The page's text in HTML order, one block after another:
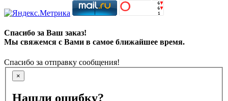
Спасибо за Ваш заказ!
Мы свяжемся с Вами в самое ближайшее время.
Спасибо за отправку сообщения!
×
Нашли ошибку?